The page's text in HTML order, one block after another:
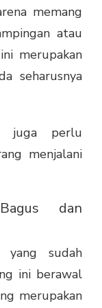
memang
atau
merupakan
seharusnya
juga perlu
menjalani
dan
yang sudah
ini berawal
merupakan